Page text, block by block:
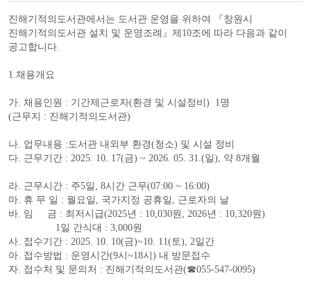
진해기적의도서관에서는 도서관 운영을 위하여 『 창원시
진해기적의도서관 설치 및 운영조례 』 제 10조에 따라 다음과 같이
공고합니다.
1.채용개요
가. 채용인원 : 기간제근로자(환경 및 시설정비) 1명
(근무지 : 진해기적의도서관)
나. 업무내용 :도서관 내외부 환경(청소) 및 시설 정비
다. 근무기간 : 2025. 10. 17(금) ~ 2026. 05. 31.(일), 약 8개월
라. 근무시간 : 주5일, 8시간 근무(07:00 ~ 16:00)
마. 휴 무 일 : 월요일, 국가지정 공휴일, 근로자의 날
바. 임 금 : 최저시급(2025년 : 10,030원, 2026년 : 10,320원)
1일 간식대 : 3,000원
사. 접수기간 : 2025. 10. 10(금)~10. 11(토), 2일간
아. 접수방법 : 운영시간(9시~18시) 내 방문접수
자. 접수처 및 문의처 : 진해기적의도서관(☎055-547-0095)